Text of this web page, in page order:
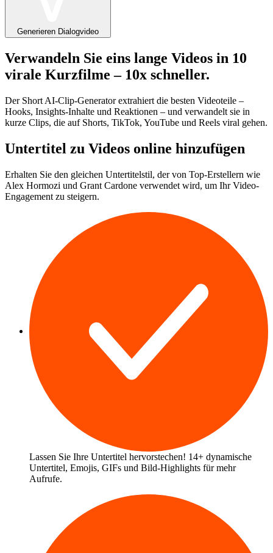
Generieren Dialogvideo
Verwandeln Sie eins lange Videos in 10
virale Kurzfilme – 10x schneller.
Der Short AI-Clip-Generator extrahiert die besten Videoteile –
Hooks, Insights-Inhalte und Reaktionen – und verwandelt sie in
kurze Clips, die auf Shorts, TikTok, YouTube und Reels viral gehen.
Untertitel zu Videos online hinzufügen
Erhalten Sie den gleichen Untertitelstil, der von Top-Erstellern wie
Alex Hormozi und Grant Cardone verwendet wird, um Ihr Video-
Engagement zu steigern.
Lassen Sie Ihre Untertitel hervorstechen! 14+ dynamische
Untertitel, Emojis, GIFs und Bild-Highlights für mehr
Aufrufe.